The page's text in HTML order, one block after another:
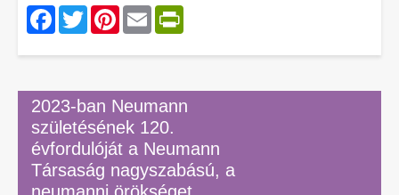
Facebook
Twitter
Pinterest
Email
2023-ban Neumann
születésének 120.
évfordulóját a Neumann
Társaság nagyszabású, a